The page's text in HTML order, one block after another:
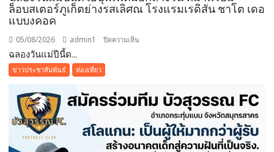
ล็อบสเตอร์ภูเก็ตย่างรสเลิศณ โรงแรมเรดิสัน ชาโต เดอ
แบบงคอค
05/08/2026 admin1 ปิดความเห็น
ปี
นี้
บุฟเฟต์
มื้อ
ฉลองวันแม่ปีนี้ด...
ข่าวประชาสัมพันธ์ ท่องเที่ยว